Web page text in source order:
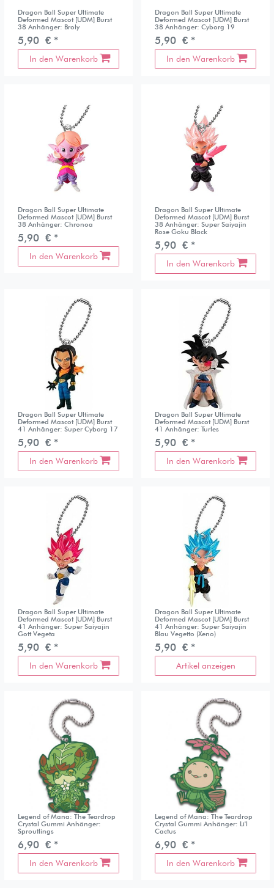
Dragon Ball Super Ultimate
Deformed Mascot [UDM] Burst
38 Anhänger: Broly
5,90 € *
In den Warenkorb
Dragon Ball Super Ultimate
Deformed Mascot [UDM] Burst
38 Anhänger: Cyborg 19
5,90 € *
In den Warenkorb
Dragon Ball Super Ultimate
Deformed Mascot [UDM] Burst
38 Anhänger: Chronoa
5,90 € *
In den Warenkorb
Dragon Ball Super Ultimate
Deformed Mascot [UDM] Burst
38 Anhänger: Super Saiyajin
Rose Goku Black
5,90 € *
In den Warenkorb
Dragon Ball Super Ultimate
Deformed Mascot [UDM] Burst
41 Anhänger: Super Cyborg 17
5,90 € *
In den Warenkorb
Dragon Ball Super Ultimate
Deformed Mascot [UDM] Burst
41 Anhänger: Turles
5,90 € *
In den Warenkorb
Dragon Ball Super Ultimate
Deformed Mascot [UDM] Burst
41 Anhänger: Super Saiyajin
Gott Vegeta
5,90 € *
In den Warenkorb
Dragon Ball Super Ultimate
Deformed Mascot [UDM] Burst
41 Anhänger: Super Saiyajin
Blau Vegetto (Xeno)
5,90 € *
Artikel anzeigen
Legend of Mana: The Teardrop
Crystal Gummi Anhänger:
Sproutlings
6,90 € *
In den Warenkorb
Legend of Mana: The Teardrop
Crystal Gummi Anhänger: Li'l
Cactus
6,90 € *
In den Warenkorb